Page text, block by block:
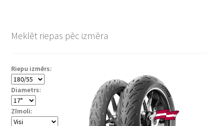
Meklēt riepas pēc izmēra
Riepu izmērs:
Diametrs:
Zīmoli: